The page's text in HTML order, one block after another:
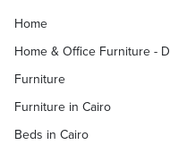
Home
Home & Office Furniture -
Furniture
Furniture in Cairo
Beds in Cairo